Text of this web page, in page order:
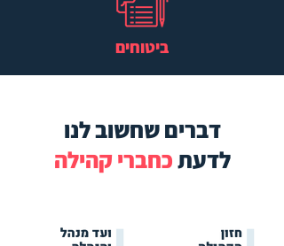
ביטוחים
דברים שחשוב לנו
לדעתכחברי קהילה